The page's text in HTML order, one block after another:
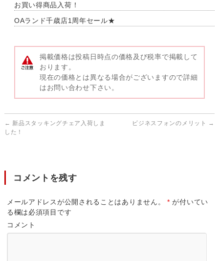
お買い得商品入荷！
OAランド千歳店1周年セール★
掲載価格は投稿日時点の価格及び税率で掲載して
おります。
現在の価格とは異なる場合がございますので詳細
はお問い合わせ下さい。
← 新品スタッキングチェア入荷しま
した！
ビジネスフォンのメリット →
コメントを残す
メールアドレスが公開されることはありません。 * が付いてい
る欄は必須項目です
コメント